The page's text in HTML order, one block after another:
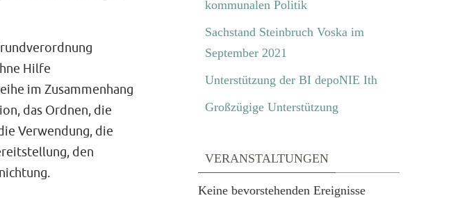
Hilfe
im Zusammenhang
das Ordnen, die
Verwendung, die
den
kommunalen Politik
Sachstand Steinbruch Voska im
September 2021
Unterstützung der BI depoNIE Ith
Großzügige Unterstützung
VERANSTALTUNGEN
Keine bevorstehenden Ereignisse